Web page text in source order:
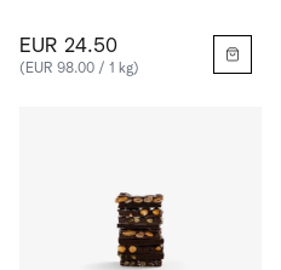
EUR 24.50
(EUR 98.00 / 1 kg)